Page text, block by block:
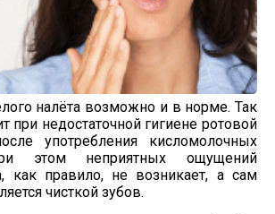
налёта возможно и в норме. Так
при недостаточной гигиене ротовой
употребления кисломолочных
этом неприятных ощущений
как правило, не возникает, а сам
чисткой зубов.